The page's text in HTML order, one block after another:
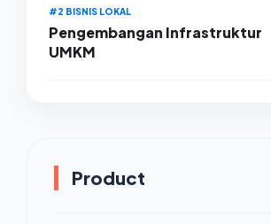
#2 BISNIS LOKAL
Pengembangan Infrastruktur
UMKM
Product